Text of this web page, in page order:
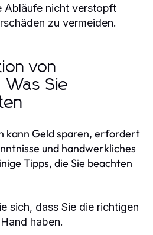
Abläufe nicht verstopft
zu vermeiden.
von
Was Sie
kann Geld sparen, erfordert
und handwerkliches
Tipps, die Sie beachten
sich, dass Sie die richtigen
haben.